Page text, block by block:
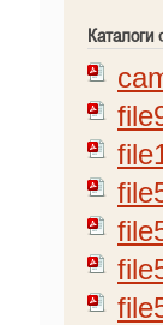
Каталоги